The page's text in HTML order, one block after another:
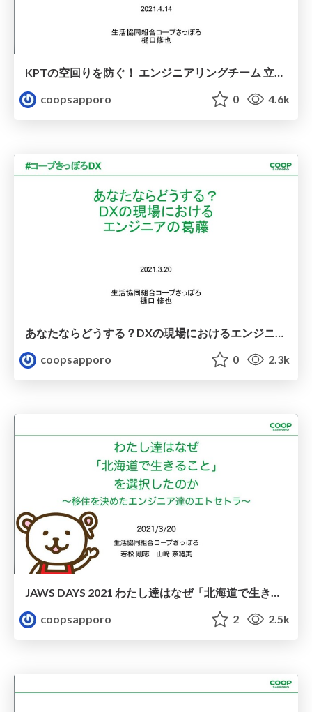
KPTの空回りを防ぐ！ エンジニアリングチーム 立ち上げの取り組み
coopsapporo
0 4.6k
coopsapporo
0 2.3k
JAWS DAYS 2021 わたし達はなぜ「北海道で生きること」を選択したのか 〜移住を決めたエンジニア達のエトセトラ〜 / Why we choose "Living in Hokkaido" ~Our worries, decisions, and their fruits~
coopsapporo
2 2.5k